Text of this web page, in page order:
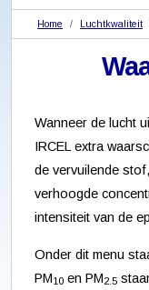
Home Luchtkwaliteit
Wanneer de lucht
IRCEL extra
de vervuilende
verhoogde
intensiteit van de
Onder dit menu
PM10 en PM2.5